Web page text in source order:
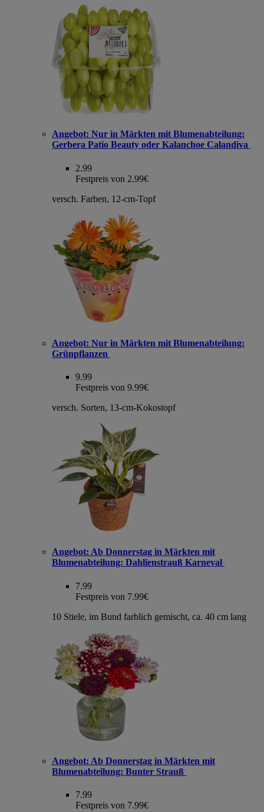
Angebot: Nur in Märkten mit Blumenabteilung:
Gerbera Patio Beauty oder Kalanchoe Calandiva
2.99
Festpreis von 2.99€
versch. Farben, 12-cm-Topf
Angebot: Nur in Märkten mit Blumenabteilung:
Grünpflanzen
9.99
Festpreis von 9.99€
versch. Sorten, 13-cm-Kokostopf
Angebot: Ab Donnerstag in Märkten mit
Blumenabteilung: Dahlienstrauß Karneval
7.99
Festpreis von 7.99€
10 Stiele, im Bund farblich gemischt, ca. 40 cm lang
Angebot: Ab Donnerstag in Märkten mit
Blumenabteilung: Bunter Strauß
7.99
Festpreis von 7.99€